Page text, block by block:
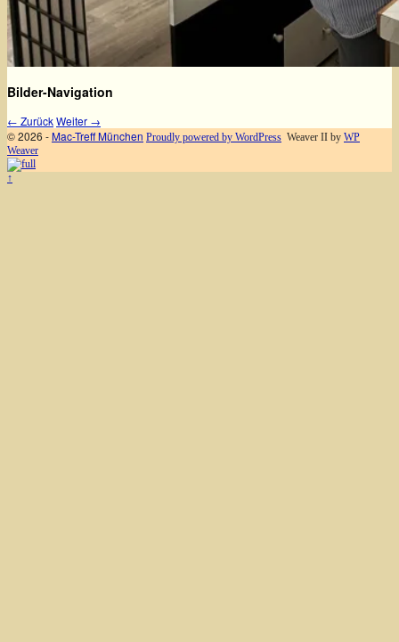
Bilder-Navigation
← ZurückWeiter →
© 2026 -Mac-Treff München Proudly powered by WordPress Weaver II by WP
Weaver
↑